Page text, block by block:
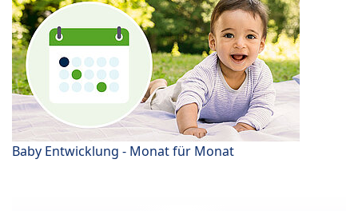
Baby Entwicklung - Monat für Monat